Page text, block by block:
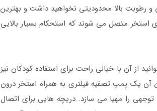
و رطوبت بالا محدودیتی نخواهید داشت و بهترین
متصل می شوند که استحکام بسیار بالایی
می باشد و با توجه ارتفاع 122 سانتی متری که دارد می توانید از آن با خیالی راحت برای استفاده کودکان نیز
تمیز نگه داشتن آن یک پمپ تصفیه فیلتری به همراه استخر درون
را مهیا می سازد. دریچه هایی برای اتصال